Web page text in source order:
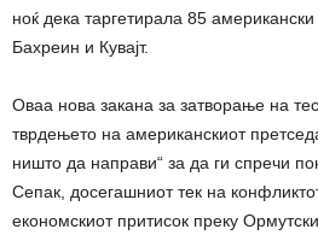
ноќ дека таргетирала 85
Бахреин и Кувајт.
Оваа нова закана за затворање на
тврдењето на американскиот
ништо да направи“ за да ги спречи
Сепак, досегашниот тек на
економскиот притисок преку